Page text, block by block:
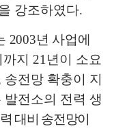
강조하였다.
2003년 사업에
지 21년이 소요
송전망 확충이 지
전소의 전력 생
대비 송전망이